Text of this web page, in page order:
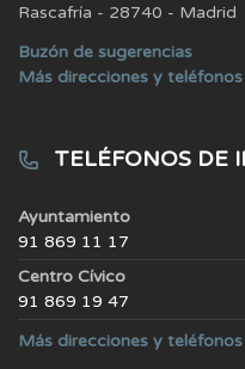
Rascafría - 28740 - Madrid
Buzón de sugerencias
Más direcciones y teléfonos
TELÉFONOS DE
Ayuntamiento
91 869 11 17
Centro Cívico
91 869 19 47
Más direcciones y teléfonos